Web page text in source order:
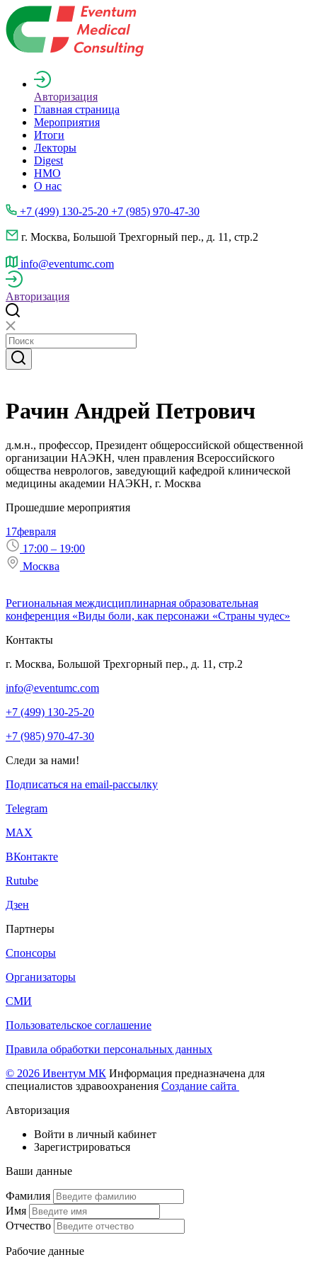
Авторизация
Главная страница
Мероприятия
Итоги
Лекторы
Digest
НМО
О нас
+7 (499) 130-25-20 +7 (985) 970-47-30
г. Москва, Большой Трехгорный пер., д. 11, стр.2
info@eventumc.com
Авторизация
Рачин Андрей Петрович
д.м.н., профессор, Президент общероссийской общественной
организации НАЭКН, член правления Всероссийского
общества неврологов, заведующий кафедрой клинической
медицины академии НАЭКН, г. Москва
Прошедшие мероприятия
17февраля
17:00 – 19:00
Москва
Региональная междисциплинарная образовательная
конференция «Виды боли, как персонажи «Страны чудес»
Контакты
г. Москва, Большой Трехгорный пер., д. 11, стр.2
info@eventumc.com
+7 (499) 130-25-20
+7 (985) 970-47-30
Следи за нами!
Подписаться на email-рассылку
Telegram
МАХ
ВКонтакте
Rutube
Дзен
Партнеры
Спонсоры
Организаторы
СМИ
Пользовательское соглашение
Правила обработки персональных данных
© 2026 Ивентум МК Информация предназначена для
специалистов здравоохранения Создание сайта
Авторизация
Войти в личный кабинет
Зарегистрироваться
Ваши данные
Фамилия
Имя
Отчество
Рабочие данные